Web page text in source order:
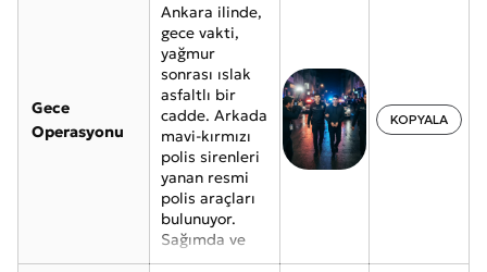
Türk bayrağı
dalgalanıyor
ve direklerin
yanında polis
memuru
kıyafetli iki
adam
ellerinde silah
nöbet tutuyor,
arkada bir kaç
insan
topluluğu
arkadan
Gece
Operasyonu
Ankara ilinde,
gece vakti,
yağmur
sonrası ıslak
asfaltlı bir
cadde. Arkada
mavi-kırmızı
polis sirenleri
yanan resmi
polis araçları
bulunuyor.
Sağımda ve
solumda polis
KOPYALA